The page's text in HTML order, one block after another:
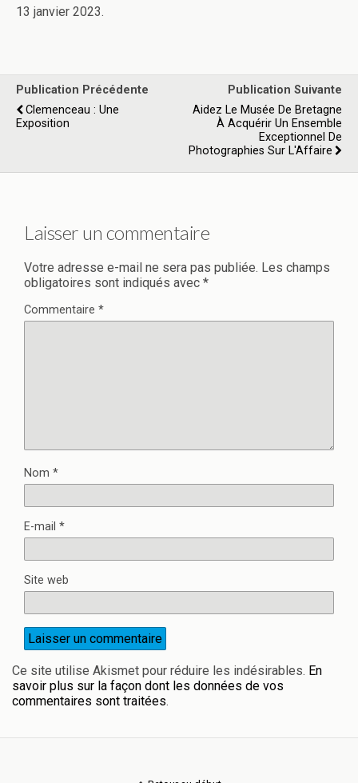
13 janvier 2023.
Publication Précédente
Clemenceau : Une
Exposition
Publication Suivante
Aidez Le Musée De Bretagne
À Acquérir Un Ensemble
Exceptionnel De
Photographies Sur L'Affaire
Laisser un commentaire
Votre adresse e-mail ne sera pas publiée. Les champs
obligatoires sont indiqués avec *
Commentaire *
Nom *
E-mail *
Site web
Ce site utilise Akismet pour réduire les indésirables. En
savoir plus sur la façon dont les données de vos
commentaires sont traitées.